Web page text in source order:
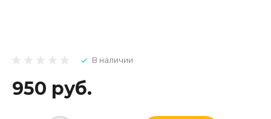
В наличии
950 руб.